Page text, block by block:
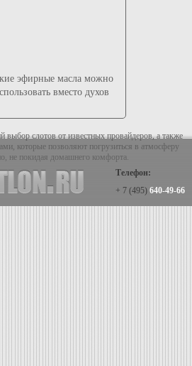
эфирные масла можно
вместо духов
выбор слотов от известных провайдеров, а также
которые позволяют погрузиться в атмосферу
не покидая домашнего комфорта.
Телефон:
+ 7 (495) 640-49-66